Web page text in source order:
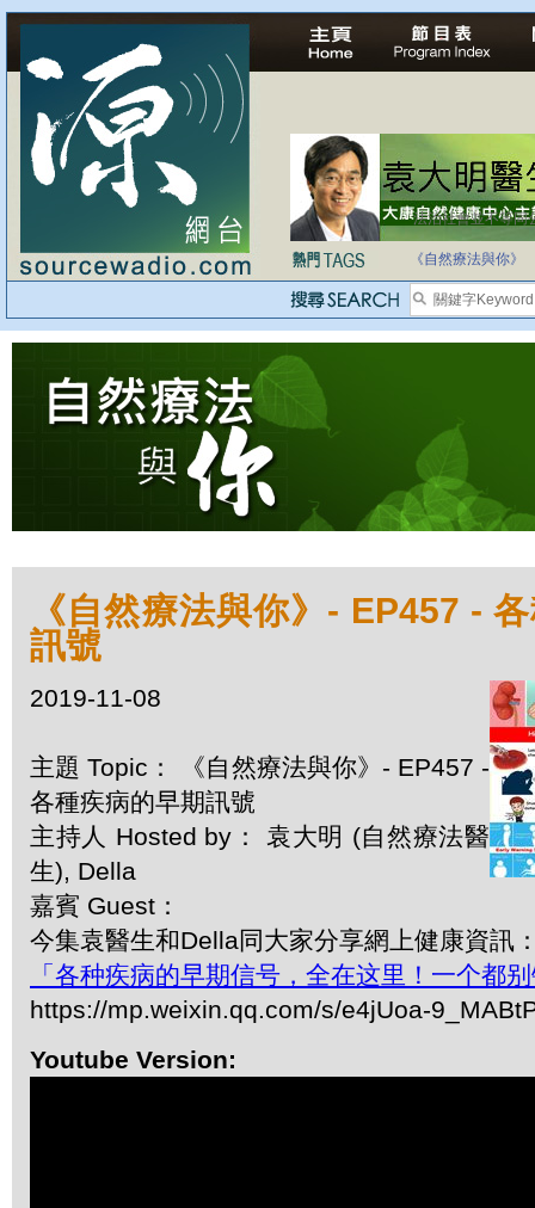
法治社會並不等同
《自然療法與你》
《自然療法與你》- EP457 -
訊號
2019-11-08
主題 Topic： 《自然療法與你》- EP457 -
各種疾病的早期訊號
主持人 Hosted by： 袁大明 (自然療法醫
生), Della
嘉賓 Guest：
今集袁醫生和Della同大家分享網上健康資訊
「各种疾病的早期信号，全在这里！一个都
https://mp.weixin.qq.com/s/e4jUoa-
Youtube Version: